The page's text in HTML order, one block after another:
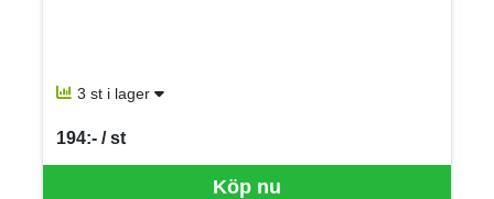
3 st i lager
Köp nu
194:- / st
SEK per ST